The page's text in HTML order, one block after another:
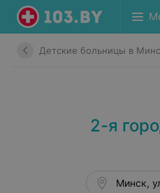
Детские больницы в
2-я
Минск,